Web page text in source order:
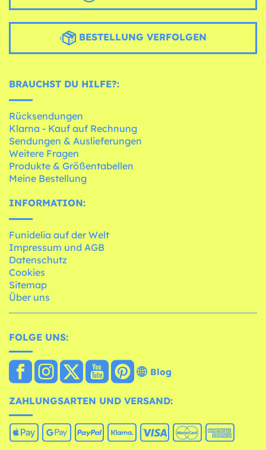
BESTELLUNG VERFOLGEN
BRAUCHST DU HILFE?:
Rücksendungen
Klarna - Kauf auf Rechnung
Sendungen & Auslieferungen
Weitere Fragen
Produkte & Größentabellen
Meine Bestellung
INFORMATION:
Funidelia auf der Welt
Impressum und AGB
Datenschutz
Cookies
Sitemap
Über uns
FOLGE UNS:
Blog
ZAHLUNGSARTEN UND VERSAND: